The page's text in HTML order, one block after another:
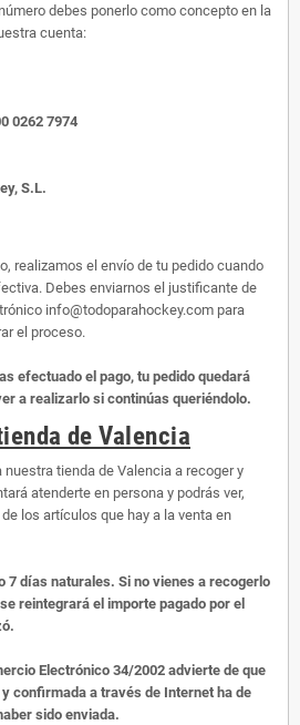
debes ponerlo como concepto en la
cuenta:
0262 7974
S.L.
realizamos el envío de tu pedido cuando
Debes enviarnos el justificante de
info@todoparahockey.com para
el proceso.
efectuado el pago, tu pedido quedará
a realizarlo si continúas queriéndolo.
de Valencia
nuestra tienda de Valencia a recoger y
atenderte en persona y podrás ver,
los artículos que hay a la venta en
7 días naturales. Si no vienes a recogerlo
reintegrará el importe pagado por el
Electrónico 34/2002 advierte de que
confirmada a través de Internet ha de
sido enviada.